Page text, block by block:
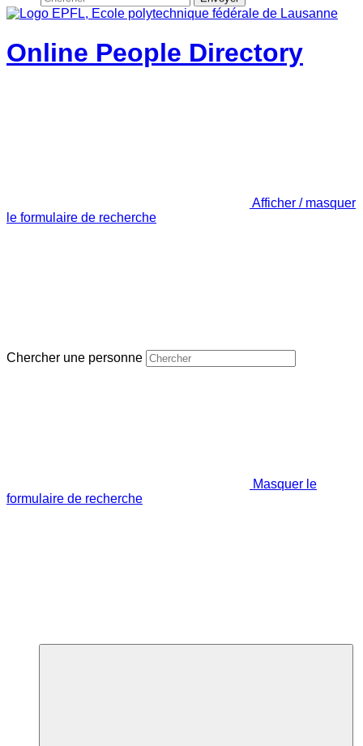
Online People Directory
Afficher / masquer
le formulaire de recherche
Chercher une personne
Masquer le
formulaire de recherche